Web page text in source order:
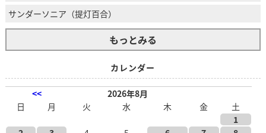
サンダーソニア（提灯百合）
もっとみる
カレンダー
<<
2026年8月
日
月 火 水 木 金
土
1